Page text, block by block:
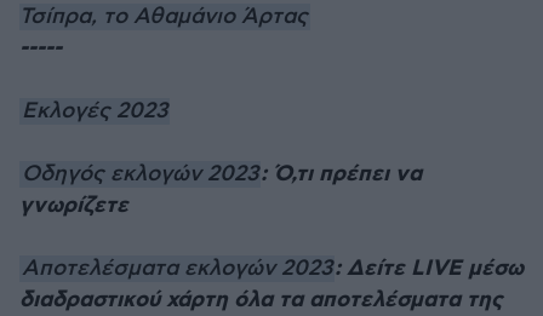
Τσίπρα, το Αθαμάνιο Άρτας
-----
Εκλογές 2023
Οδηγός εκλογών 2023: Ό,τι πρέπει να
γνωρίζετε
Αποτελέσματα εκλογών 2023: Δείτε LIVE μέσω
διαδραστικού χάρτη όλα τα αποτελέσματα της